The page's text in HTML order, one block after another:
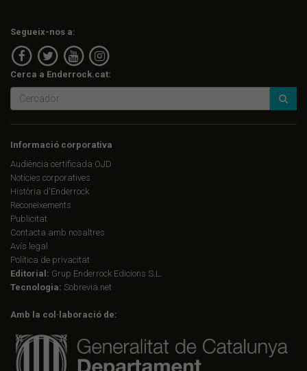
Segueix-nos a:
Cerca a Enderrock.cat:
Informació corporativa
Audiència certificada OJD
Notícies corporatives
Història d'Enderrock
Reconeixements
Publicitat
Contacta amb nosaltres
Avís legal
Política de privacitat
Editorial: Grup Enderrock Edicions S.L.
Tecnologia: Sobrevia.net
Amb la col·laboració de: